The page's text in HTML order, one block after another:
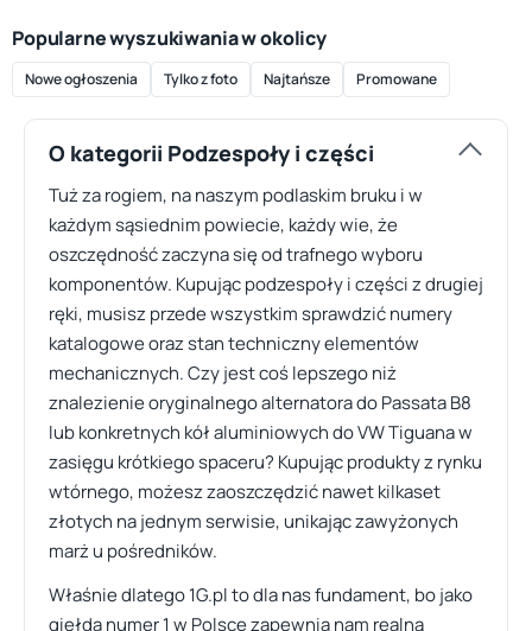
Popularne wyszukiwania w okolicy
Nowe ogłoszenia Tylko z foto Najtańsze Promowane
O kategorii Podzespoły i części
Tuż za rogiem, na naszym podlaskim bruku i w
każdym sąsiednim powiecie, każdy wie, że
oszczędność zaczyna się od trafnego wyboru
komponentów. Kupując podzespoły i części z drugiej
ręki, musisz przede wszystkim sprawdzić numery
katalogowe oraz stan techniczny elementów
mechanicznych. Czy jest coś lepszego niż
znalezienie oryginalnego alternatora do Passata B8
lub konkretnych kół aluminiowych do VW Tiguana w
zasięgu krótkiego spaceru? Kupując produkty z rynku
wtórnego, możesz zaoszczędzić nawet kilkaset
złotych na jednym serwisie, unikając zawyżonych
marż u pośredników.
Właśnie dlatego 1G.pl to dla nas fundament, bo jako
giełda numer 1 w Polsce zapewnia nam realną